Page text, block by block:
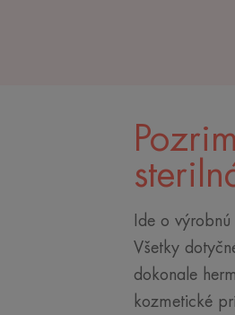
Ide o
Všetky
dokonale
kozmetické